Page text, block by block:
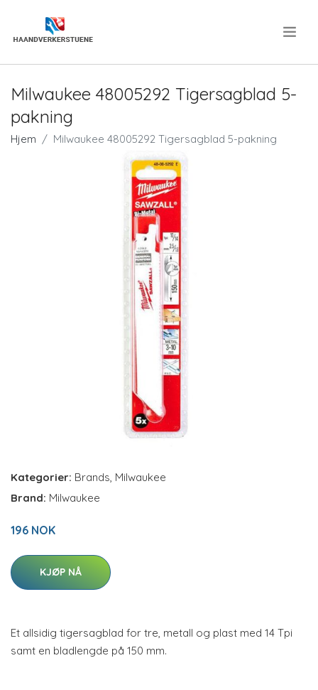
Milwaukee 48005292 Tigersagblad 5-
pakning
Hjem Milwaukee 48005292 Tigersagblad 5-pakning
Kategorier: Brands, Milwaukee
Brand: Milwaukee
196 NOK
KJØP NÅ
Et allsidig tigersagblad for tre, metall og plast med 14 Tpi
samt en bladlengde på 150 mm.